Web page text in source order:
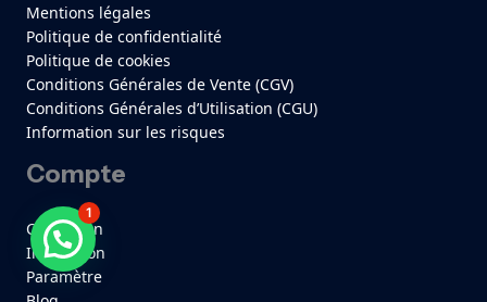
Mentions légales
Politique de confidentialité
Politique de cookies
Conditions Générales de Vente (CGV)
Conditions Générales d’Utilisation (CGU)
Information sur les risques
Compte
Connexion
Inscription
Paramètre
1